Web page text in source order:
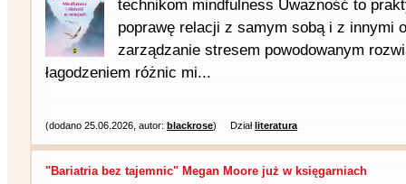
technikom mindfulness Uważność to
poprawę relacji z samym sobą i z innymi
zarządzanie stresem powodowanym
łagodzeniem różnic mi...
(dodano 25.06.2026, autor: blackrose) Działliteratura
"Bariatria bez tajemnic" Megan Moore już w księgarniach